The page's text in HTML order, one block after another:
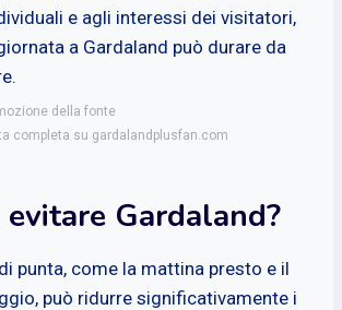
e agli interessi dei visitatori,
a Gardaland può durare da
della fonte
completa su gardalandplusfan.com
evitare Gardaland?
punta, come la mattina presto e il
può ridurre significativamente i